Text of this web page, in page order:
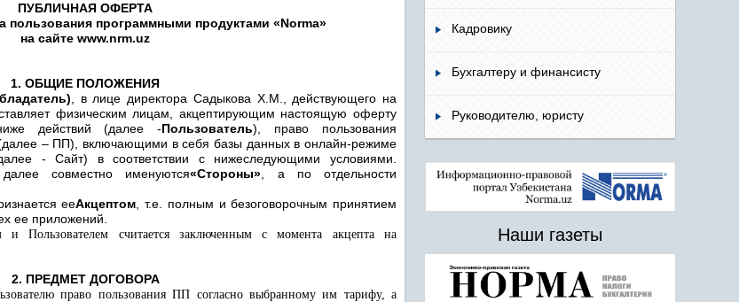
ПУБЛИЧНАЯ ОФЕРТА
пользования программными продуктами «Norma»
на сайте www.nrm.uz
1. ОБЩИЕ ПОЛОЖЕНИЯ
) в лице директора Садыкова Х.М., действующего на
физическим лицам, акцептирующим настоящую оферту
действий (далее -Пользователь), право пользования
– ПП), включающими в себя базы данных в онлайн-режиме
- Сайт) в соответствии с нижеследующими условиями.
совместно именуются«Стороны» , а по отдельности
ееАкцептом , т.е. полным и безоговорочным принятием
ее приложений.
и Пользователем считается заключенным с момента акцепта на
2. ПРЕДМЕТ ДОГОВОРА
право пользования ПП согласно выбранному им тарифу, а
Кадровику
Бухгалтеру и финансисту
Руководителю, юристу
Наши газеты